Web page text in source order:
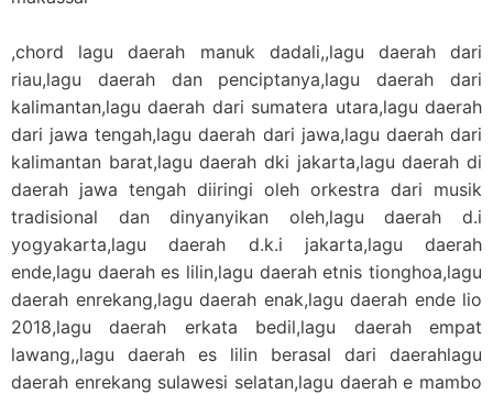
,chord lagu daerah manuk dadali,,lagu daerah dari
riau,lagu daerah dan penciptanya,lagu daerah dari
kalimantan,lagu daerah dari sumatera utara,lagu daerah
dari jawa tengah,lagu daerah dari jawa,lagu daerah dari
kalimantan barat,lagu daerah dki jakarta,lagu daerah di
daerah jawa tengah diiringi oleh orkestra dari musik
tradisional dan dinyanyikan oleh,lagu daerah d.i
yogyakarta,lagu daerah d.k.i jakarta,lagu daerah
ende,lagu daerah es lilin,lagu daerah etnis tionghoa,lagu
daerah enrekang,lagu daerah enak,lagu daerah ende lio
2018,lagu daerah erkata bedil,lagu daerah empat
lawang,,lagu daerah es lilin berasal dari daerahlagu
daerah enrekang sulawesi selatan,lagu daerah e mambo